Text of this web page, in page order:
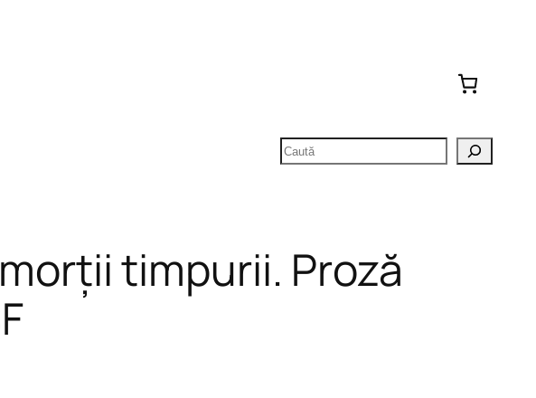
Caută
timpurii. Proză